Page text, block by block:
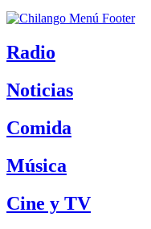
Radio
Noticias
Comida
Música
Cine y TV